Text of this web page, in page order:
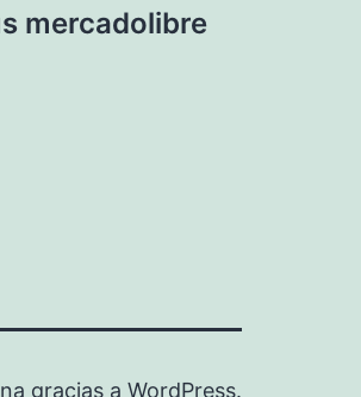
mercadolibre
gracias a WordPress.